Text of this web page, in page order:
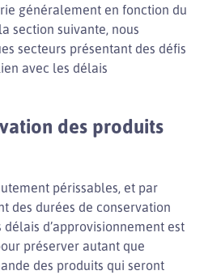
généralement en fonction du
section suivante, nous
secteurs présentant des défis
avec les délais
des produits
périssables, et par
des durées de conservation
d’approvisionnement est
préserver autant que
des produits qui seront